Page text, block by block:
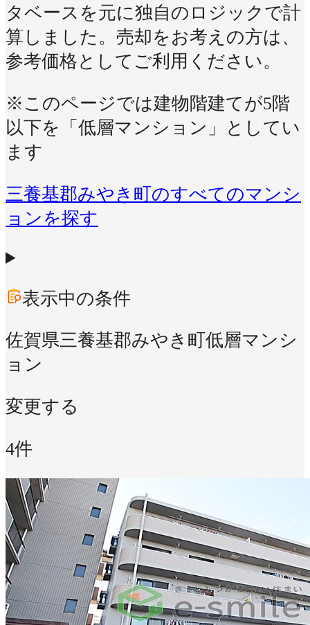
タベースを元に独自のロジックで計
算しました。売却をお考えの方は、
参考価格としてご利用ください。
※このページでは建物階建てが5階
以下を「低層マンション」としてい
ます
三養基郡みやき町のすべてのマンシ
ョンを探す
表示中の条件
佐賀県三養基郡みやき町低層マンシ
ョン
変更する
4件